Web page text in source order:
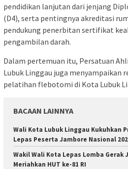
pendidikan lanjutan dari jenjang
(D4), serta pentingnya akreditasi
pendukung penerbitan sertifikat
pengambilan darah.
Dalam pertemuan itu, Persatuan
Lubuk Linggau juga menyampaikan
pelatihan flebotomi di Kota Lubuk
BACAAN LAINNYA
Wali Kota Lubuk Linggau Kukuhkan
Lepas Peserta Jambore Nasional
Wakil Wali Kota Lepas Lomba Gerak
Meriahkan HUT ke-81 RI